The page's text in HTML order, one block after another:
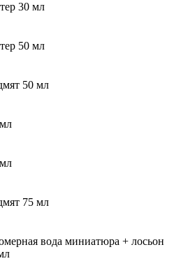
30 мл
50 мл
50 мл
75 мл
вода миниатюра + лосьон